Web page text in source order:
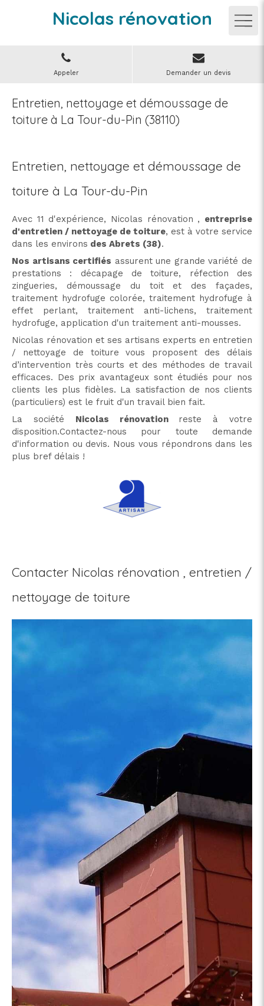
Nicolas rénovation
Appeler Demander un devis
Entretien, nettoyage et démoussage de
toiture à La Tour-du-Pin (38110)
Entretien, nettoyage et démoussage de
toiture à La Tour-du-Pin
Avec 11 d'expérience, Nicolas rénovation , entreprise
d'entretien / nettoyage de toiture, est à votre service
dans les environs des Abrets (38).
Nos artisans certifiés assurent une grande variété de
prestations : décapage de toiture, réfection des
zingueries, démoussage du toit et des façades,
traitement hydrofuge colorée, traitement hydrofuge à
effet perlant, traitement anti-lichens, traitement
hydrofuge, application d'un traitement anti-mousses.
Nicolas rénovation et ses artisans experts en entretien
/ nettoyage de toiture vous proposent des délais
d’intervention très courts et des méthodes de travail
efficaces. Des prix avantageux sont étudiés pour nos
clients les plus fidèles. La satisfaction de nos clients
(particuliers) est le fruit d'un travail bien fait.
La société Nicolas rénovation reste à votre
disposition.Contactez-nous pour toute demande
d'information ou devis. Nous vous répondrons dans les
plus bref délais !
Contacter Nicolas rénovation , entretien /
nettoyage de toiture